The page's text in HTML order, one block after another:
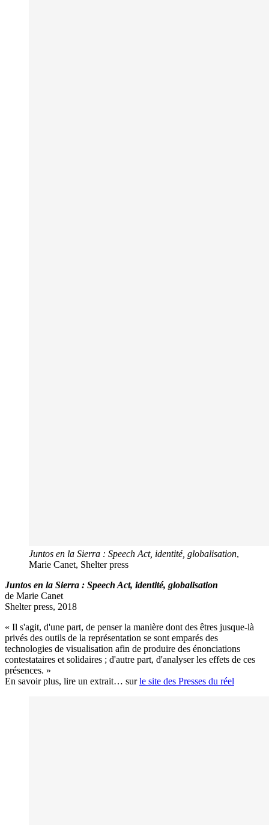
Juntos en la Sierra : Speech Act, identité, globalisation,
Marie Canet, Shelter press
Juntos en la Sierra : Speech Act, identité, globalisation
de Marie Canet
Shelter press, 2018
« Il s'agit, d'une part, de penser la manière dont des êtres jusque-là
privés des outils de la représentation se sont emparés des
technologies de visualisation afin de produire des énonciations
contestataires et solidaires ; d'autre part, d'analyser les effets de ces
présences. »
En savoir plus, lire un extrait… surle site des Presses du réel